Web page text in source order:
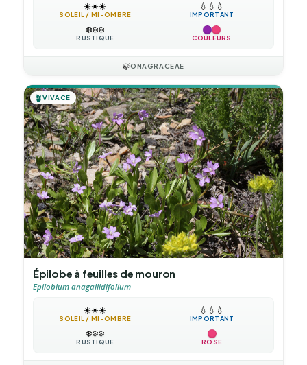
☀️☀️☀️
SOLEIL / MI-OMBRE
💧 💧 💧
IMPORTANT
❄️❄️❄️
RUSTIQUE COULEURS
🍃ONAGRACEAE
🪴VIVACE
Épilobe à feuilles de mouron
Epilobium anagallidifolium
☀️☀️☀️
SOLEIL / MI-OMBRE
💧 💧 💧
IMPORTANT
❄️❄️❄️
RUSTIQUE ROSE